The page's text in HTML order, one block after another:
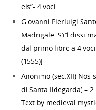
eis”- 4 voci
Giovanni Pierluigi
Madrigale: S’i’’l dissi
dal primo libro a 4 voci
(1555)]
Anonimo (sec.XII)
di Santa Ildegarda) – 2
Text by medieval